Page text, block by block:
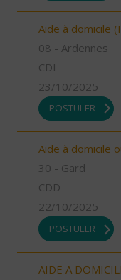
Aide à domicile
08 - Ardennes
CDI
23/10/2025
POSTULER
Aide à domicile
30 - Gard
CDD
22/10/2025
POSTULER
AIDE A